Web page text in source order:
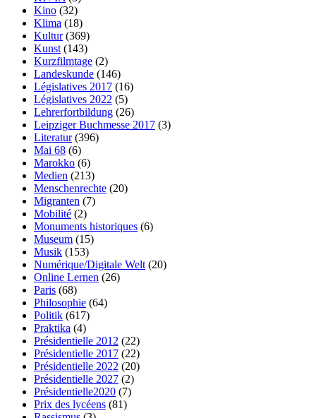
Kino (32)
Klima (18)
Kultur(369)
Kunst (143)
Kurzfilmtage (2)
Landeskunde (146)
Législatives 2017 (16)
Législatives 2022 (5)
Lehrerfortbildung (26)
Leipziger Buchmesse 2017 (3)
Literatur(396)
Mai 68 (6)
Marokko (6)
Medien (213)
Menschenrechte (20)
Migranten (7)
Mobilité (2)
Monuments historiques (6)
Museum (15)
Musik (153)
Numérique/Digitale Welt (20)
Online Lernen (26)
Paris (68)
Philosophie (64)
Politik (617)
Praktika (4)
Présidentielle 2012 (22)
Présidentielle 2017 (22)
Présidentielle 2022 (20)
Présidentielle 2027 (2)
Présidentielle2020 (7)
Prix des lycéens (81)